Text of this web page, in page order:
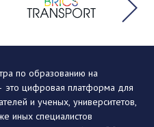
по образованию на
цифровая платформа для
и ученых, университетов,
иных специалистов